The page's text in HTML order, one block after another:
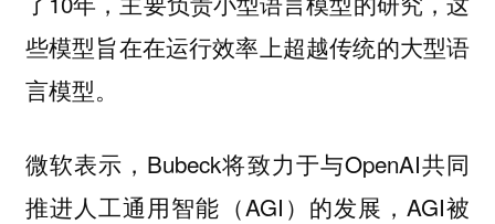
些模型旨在在运行效率上超越传统的大型语
言模型。
微软表示，Bubeck将致力于与OpenAI共同
推进人工通用智能（AGI）的发展，AGI被